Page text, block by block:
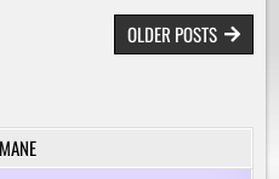
OLDER POSTS